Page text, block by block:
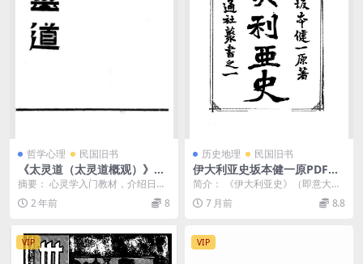
哲学心理 民国旧书
《太灵道（太灵道概观）》天
岸居士编述-心灵科学书局-民
国二十二年[1933]-pdf古籍下
载
摘要： 心灵学入门教材，介绍日本
田中守平倡导的太灵道学说，认为
有一种灵子，是一切...
2 年前 8
历史地理 民国旧书
伊大利亚史坂本健一原PDF下
载
简介： 《伊大利亚史》（即意大利
史）是日本学者坂本健一编纂的一
部历史著作。系统介...
7 月前 8.8
VIP VIP